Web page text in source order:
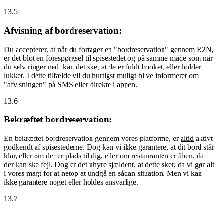
13.5
Afvisning af bordreservation:
Du accepterer, at når du fortager en "bordreservation" gennem R2N,
er det blot en forespørgsel til spisestedet og på samme måde som når
du selv ringer ned, kan det ske, at de er fuldt booket, eller holder
lukket. I dette tilfælde vil du hurtigst muligt blive informeret om
"afvisningen" på SMS eller direkte i appen.
13.6
Bekræftet bordreservation:
En bekræftet bordreservation gennem vores platforme, eraltid aktivt
godkendt af spisestederne. Dog kan vi ikke garantere, at dit bord står
klar, eller om der er plads til dig, eller om restauranten er åben, da
der kan ske fejl. Dog er det uhyre sjældent, at dette sker, da vi gør alt
i vores magt for at netop at undgå en sådan situation. Men vi kan
ikke garantere noget eller holdes ansvarlige.
13.7